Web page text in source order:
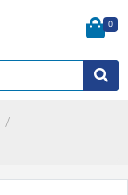
0
/